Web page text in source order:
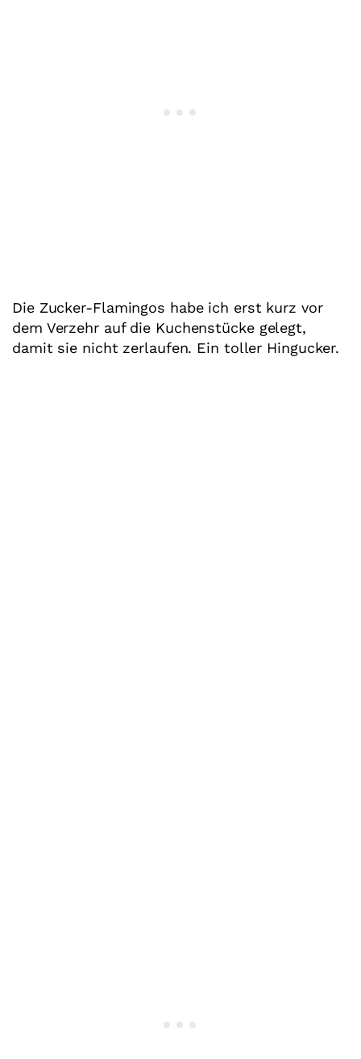
Die Zucker-Flamingos habe ich erst kurz vor
dem Verzehr auf die Kuchenstücke gelegt,
damit sie nicht zerlaufen. Ein toller Hingucker.